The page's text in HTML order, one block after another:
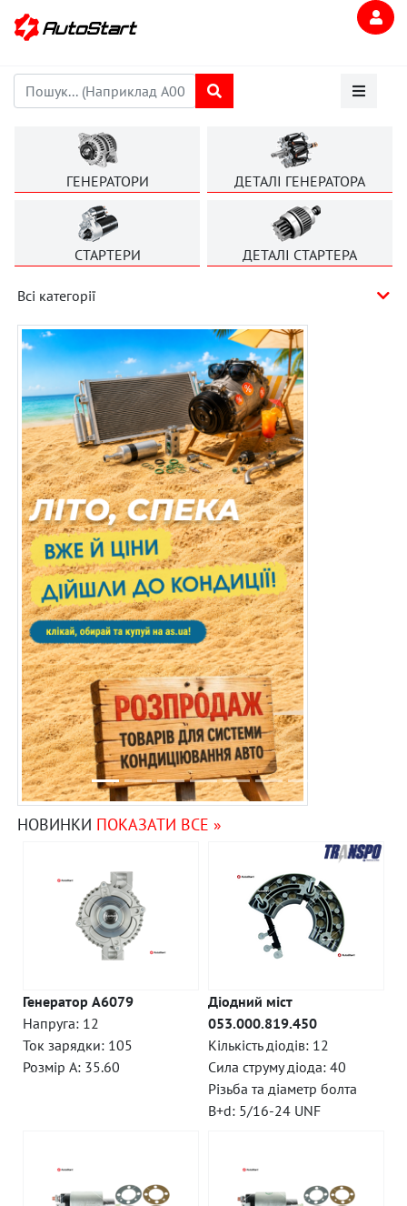
ГЕНЕРАТОРИ ДЕТАЛІ ГЕНЕРАТОРА
СТАРТЕРИ ДЕТАЛІ СТАРТЕРА
Всі категорії
НОВИНКИ ПОКАЗАТИ ВСЕ »
Генератор A6079
Напруга: 12
Ток зарядки: 105
Розмір A: 35.60
Діодний міст
053.000.819.450
Кількість діодів: 12
Сила струму діода: 40
Різьба та діаметр болта
B+d: 5/16-24 UNF